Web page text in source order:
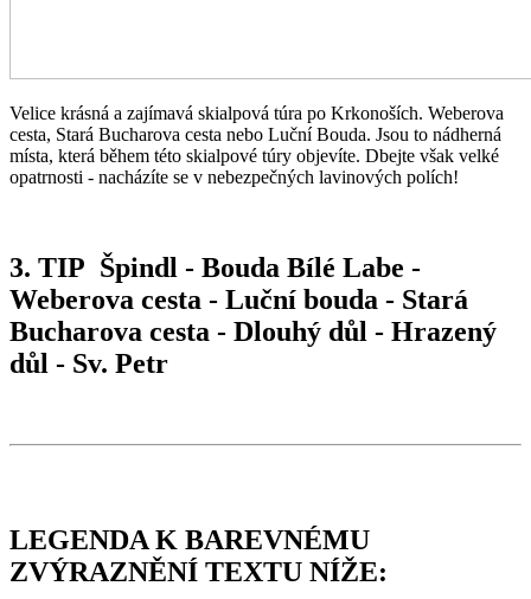
Velice krásná a zajímavá skialpová túra po Krkonoších. Weberova
cesta, Stará Bucharova cesta nebo Luční Bouda. Jsou to nádherná
místa, která během této skialpové túry objevíte. Dbejte však velké
opatrnosti - nacházíte se v nebezpečných lavinových polích!
3. TIP Špindl - Bouda Bílé Labe -
Weberova cesta - Luční bouda - Stará
Bucharova cesta - Dlouhý důl - Hrazený
důl - Sv. Petr
LEGENDA K BAREVNÉMU
ZVÝRAZNĚNÍ TEXTU NÍŽE: